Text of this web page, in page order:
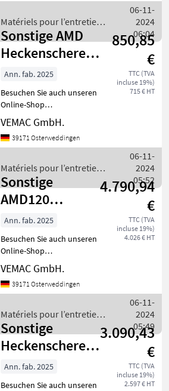
Aufnahme für Frontlader
(optional auch mit H
Matériels pour l’entretien
des arbres / Sonstige
06-11-
2024
06:04
Sonstige AMD
Heckenschere
150cm Mulcher
hydraulisch NEU
850,85
€
TTC (TVA
incluse 19%)
715 € HT
Ann. fab. 2025
Besuchen Sie auch unseren
Online-Shop
www.traktorshop24. com
VEMAC Geo AMD150 testata
Heckenschere mit
auch mit 120cm und 180cm
Arbeitsbreite
VEMAC GmbH.
39171 Osterweddingen
Matériels pour l’entretien
des arbres / Sonstige
06-11-
2024
05:52
Sonstige
AMD120
Heckenschere
Böschungsmulcher
Mulcher Sch
4.790,94
€
TTC (TVA
incluse 19%)
4.026 € HT
Ann. fab. 2025
Besuchen Sie auch unseren
Online-Shop
www.traktorshop24. com
Heckenschere -
Böschungsmulcher Geo
Arbeitsbreite (optional
auch mit Heckenschere
150cm u
VEMAC GmbH.
39171 Osterweddingen
Matériels pour l’entretien
des arbres / Sonstige
06-11-
2024
05:49
Sonstige
Heckenschere
Geo BRC150
150cm Neugerät
3.090,43
€
TTC (TVA
incluse 19%)
2.597 € HT
Ann. fab. 2025
Besuchen Sie auch unseren